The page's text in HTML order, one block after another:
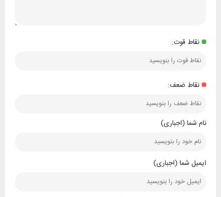
نقاط قوت:
نقاط ضعف:
نام شما (اجباری)
ایمیل شما (اجباری)